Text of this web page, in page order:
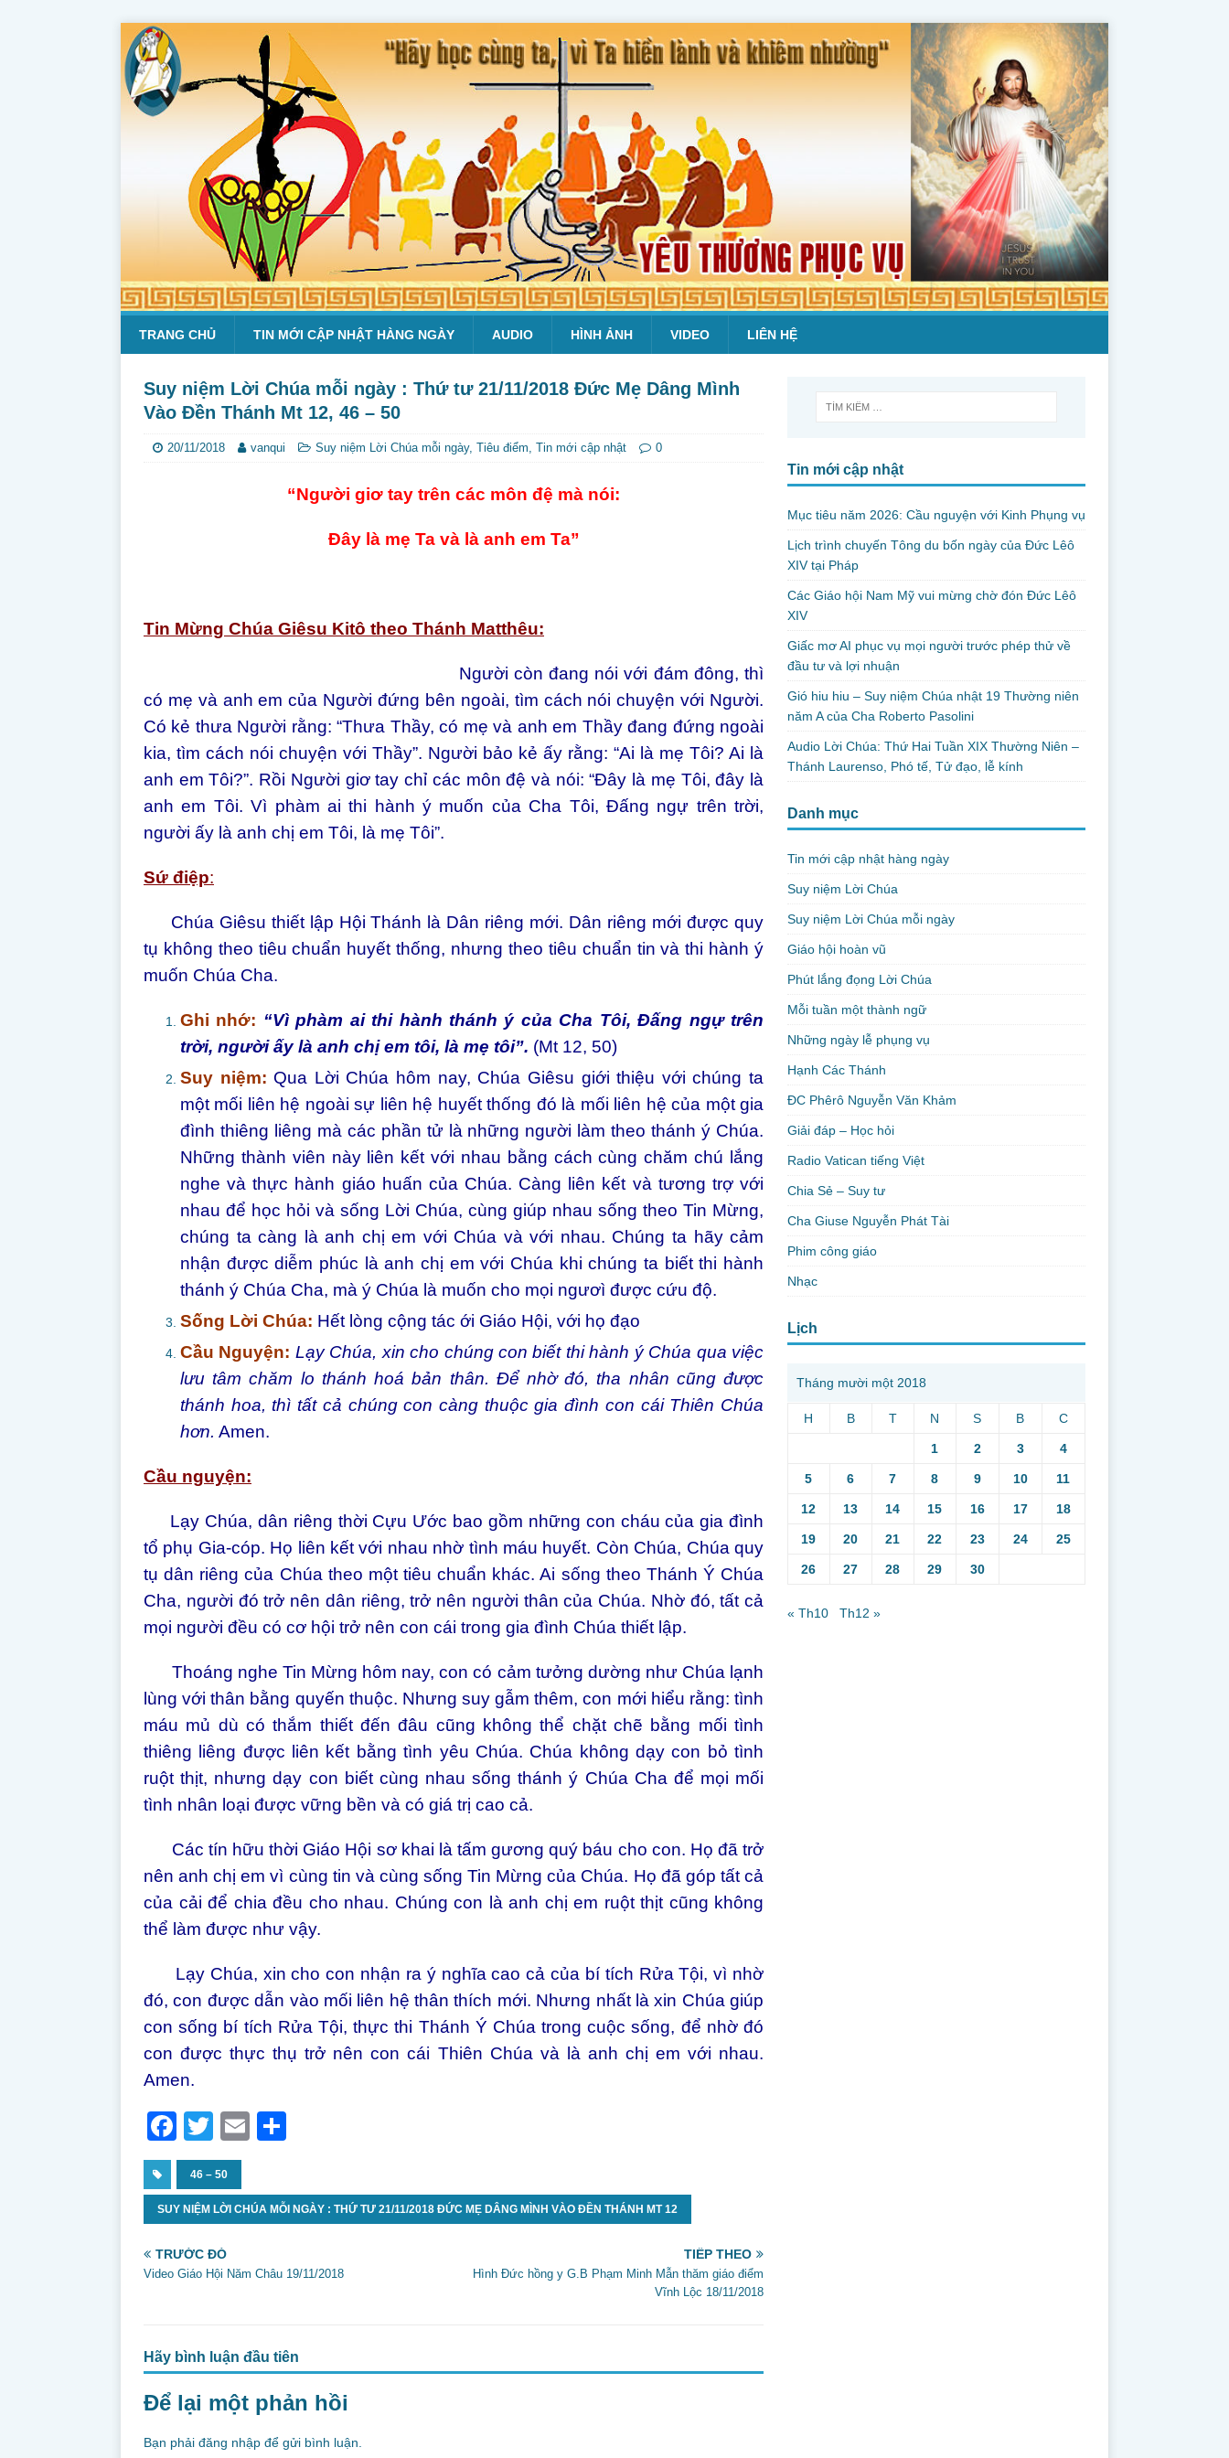
TRANG CHỦ TIN MỚI CẬP NHẬT HÀNG NGÀY AUDIO HÌNH ẢNH VIDEO LIÊN HỆ
Suy niệm Lời Chúa mỗi ngày : Thứ tư 21/11/2018 Đức Mẹ Dâng Mình
Vào Đền Thánh Mt 12, 46 – 50
20/11/2018 vanqui Suy niệm Lời Chúa mỗi ngày, Tiêu điểm, Tin mới cập nhật 0
“Người giơ tay trên các môn đệ mà nói:
Đây là mẹ Ta và là anh em Ta”
Tin Mừng Chúa Giêsu Kitô theo Thánh Matthêu:
Người còn đang nói với đám đông, thì
có mẹ và anh em của Người đứng bên ngoài, tìm cách nói chuyện với Người.
Có kẻ thưa Người rằng: “Thưa Thầy, có mẹ và anh em Thầy đang đứng ngoài
kia, tìm cách nói chuyện với Thầy”. Người bảo kẻ ấy rằng: “Ai là mẹ Tôi? Ai là
anh em Tôi?”. Rồi Người giơ tay chỉ các môn đệ và nói: “Đây là mẹ Tôi, đây là
anh em Tôi. Vì phàm ai thi hành ý muốn của Cha Tôi, Đấng ngự trên trời,
người ấy là anh chị em Tôi, là mẹ Tôi”.
Sứ điệp:
Chúa Giêsu thiết lập Hội Thánh là Dân riêng mới. Dân riêng mới được quy
tụ không theo tiêu chuẩn huyết thống, nhưng theo tiêu chuẩn tin và thi hành ý
muốn Chúa Cha.
Ghi nhớ: “Vì phàm ai thi hành thánh ý của Cha Tôi, Đấng ngự trên
trời, người ấy là anh chị em tôi, là mẹ tôi”. (Mt 12, 50)
Suy niệm: Qua Lời Chúa hôm nay, Chúa Giêsu giới thiệu với chúng ta
một mối liên hệ ngoài sự liên hệ huyết thống đó là mối liên hệ của một gia
đình thiêng liêng mà các phần tử là những người làm theo thánh ý Chúa.
Những thành viên này liên kết với nhau bằng cách cùng chăm chú lắng
nghe và thực hành giáo huấn của Chúa. Càng liên kết và tương trợ với
nhau để học hỏi và sống Lời Chúa, cùng giúp nhau sống theo Tin Mừng,
chúng ta càng là anh chị em với Chúa và với nhau. Chúng ta hãy cảm
nhận được diễm phúc là anh chị em với Chúa khi chúng ta biết thi hành
thánh ý Chúa Cha, mà ý Chúa là muốn cho mọi ngươì được cứu độ.
Sống Lời Chúa: Hết lòng cộng tác ới Giáo Hội, với họ đạo
Cầu Nguyện: Lạy Chúa, xin cho chúng con biết thi hành ý Chúa qua việc
lưu tâm chăm lo thánh hoá bản thân. Để nhờ đó, tha nhân cũng được
thánh hoa, thì tất cả chúng con càng thuộc gia đình con cái Thiên Chúa
hơn. Amen.
Cầu nguyện:
Lạy Chúa, dân riêng thời Cựu Ước bao gồm những con cháu của gia đình
tổ phụ Gia-cóp. Họ liên kết với nhau nhờ tình máu huyết. Còn Chúa, Chúa quy
tụ dân riêng của Chúa theo một tiêu chuẩn khác. Ai sống theo Thánh Ý Chúa
Cha, người đó trở nên dân riêng, trở nên người thân của Chúa. Nhờ đó, tất cả
mọi người đều có cơ hội trở nên con cái trong gia đình Chúa thiết lập.
Thoáng nghe Tin Mừng hôm nay, con có cảm tưởng dường như Chúa lạnh
lùng với thân bằng quyến thuộc. Nhưng suy gẫm thêm, con mới hiểu rằng: tình
máu mủ dù có thắm thiết đến đâu cũng không thể chặt chẽ bằng mối tình
thiêng liêng được liên kết bằng tình yêu Chúa. Chúa không dạy con bỏ tình
ruột thịt, nhưng dạy con biết cùng nhau sống thánh ý Chúa Cha để mọi mối
tình nhân loại được vững bền và có giá trị cao cả.
Các tín hữu thời Giáo Hội sơ khai là tấm gương quý báu cho con. Họ đã trở
nên anh chị em vì cùng tin và cùng sống Tin Mừng của Chúa. Họ đã góp tất cả
của cải để chia đều cho nhau. Chúng con là anh chị em ruột thịt cũng không
thể làm được như vậy.
Lạy Chúa, xin cho con nhận ra ý nghĩa cao cả của bí tích Rửa Tội, vì nhờ
đó, con được dẫn vào mối liên hệ thân thích mới. Nhưng nhất là xin Chúa giúp
con sống bí tích Rửa Tội, thực thi Thánh Ý Chúa trong cuộc sống, để nhờ đó
con được thực thụ trở nên con cái Thiên Chúa và là anh chị em với nhau.
Amen.
F
a
c
e
b
o
T
w
itt
er
E
l
e
46 – 50
SUY NIỆM LỜI CHÚA MỖI NGÀY : THỨ TƯ 21/11/2018 ĐỨC MẸ DÂNG MÌNH VÀO ĐỀN THÁNH MT 12
TRƯỚC ĐÓ
Video Giáo Hội Năm Châu 19/11/2018
TIẾP THEO
Hình Đức hồng y G.B Phạm Minh Mẫn thăm giáo điểm
Vĩnh Lộc 18/11/2018
Hãy bình luận đầu tiên
Để lại một phản hồi
Bạn phải đăng nhập để gửi bình luận.
Tin mới cập nhật
Mục tiêu năm 2026: Cầu nguyện với Kinh Phụng vụ
Lịch trình chuyến Tông du bốn ngày của Đức Lêô
XIV tại Pháp
Các Giáo hội Nam Mỹ vui mừng chờ đón Đức Lêô
XIV
Giấc mơ AI phục vụ mọi người trước phép thử về
đầu tư và lợi nhuận
Gió hiu hiu – Suy niệm Chúa nhật 19 Thường niên
năm A của Cha Roberto Pasolini
Audio Lời Chúa: Thứ Hai Tuần XIX Thường Niên –
Thánh Laurenso, Phó tế, Tử đạo, lễ kính
Danh mục
Tin mới cập nhật hàng ngày
Suy niệm Lời Chúa
Suy niệm Lời Chúa mỗi ngày
Giáo hội hoàn vũ
Phút lắng đọng Lời Chúa
Mỗi tuần một thành ngữ
Những ngày lễ phụng vụ
Hạnh Các Thánh
ĐC Phêrô Nguyễn Văn Khảm
Giải đáp – Học hỏi
Radio Vatican tiếng Việt
Chia Sẻ – Suy tư
Cha Giuse Nguyễn Phát Tài
Phim công giáo
Nhạc
Lịch
Tháng mười một 2018
H B T N S B C
1 2 3 4
5 6 7 8 9 10 11
12 13 14 15 16 17 18
19 20 21 22 23 24 25
26 27 28 29 30
« Th10 Th12 »